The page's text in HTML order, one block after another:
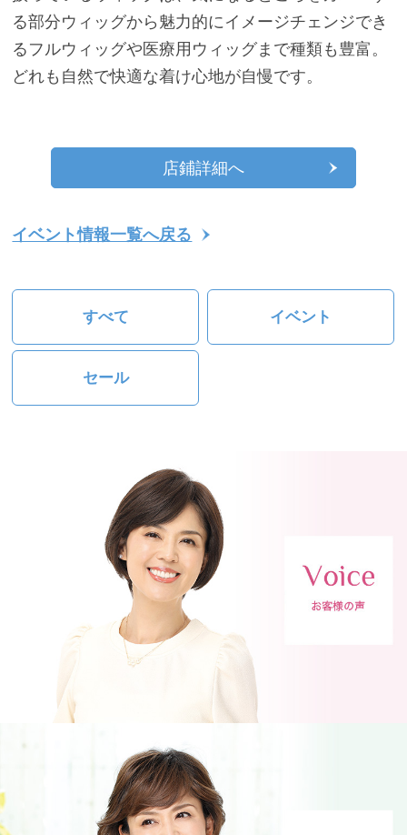
る部分ウィッグから魅力的にイメージチェンジでき
るフルウィッグや医療用ウィッグまで種類も豊富。
どれも自然で快適な着け心地が自慢です。
店鋪詳細へ
イベント情報一覧へ戻る
すべて イベント
セール